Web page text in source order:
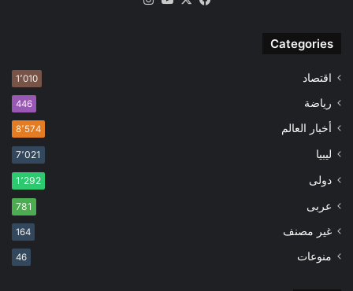
Categories
اقتصاد 1٬010
رياضة 446
أخبار العالم 8٬574
ليبيا 7٬021
دولى 1٬292
عربى 781
غير مصنف 164
منوعات 46